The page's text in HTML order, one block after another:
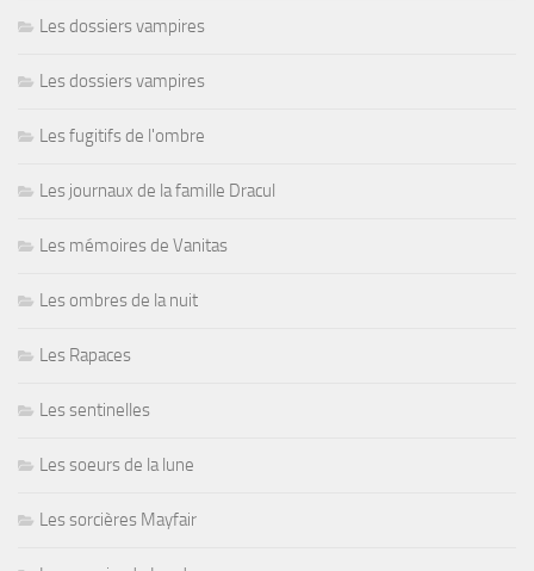
Les dossiers vampires
Les dossiers vampires
Les fugitifs de l'ombre
Les journaux de la famille Dracul
Les mémoires de Vanitas
Les ombres de la nuit
Les Rapaces
Les sentinelles
Les soeurs de la lune
Les sorcières Mayfair